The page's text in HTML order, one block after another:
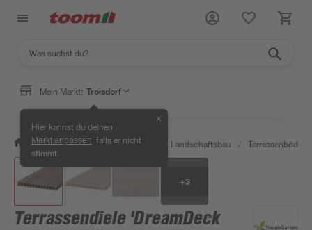
Mein Markt: Troisdorf
Hier kannst du deinen
Markt anpassen , falls er nicht
stimmt.
✕
/ Garten & Freizeit / Gartenbau & Landschaftsbau / Terrassenböden
+3
Terrassendiele 'DreamDeck